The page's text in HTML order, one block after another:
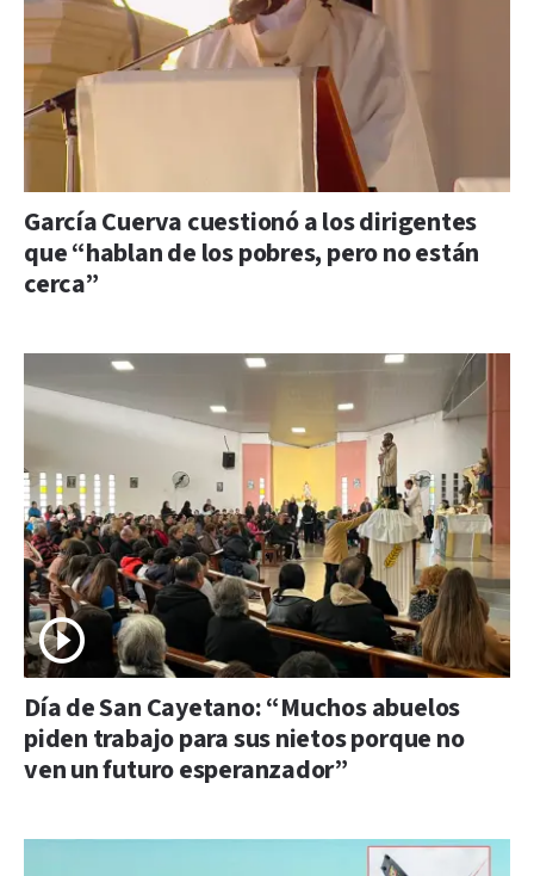
García Cuerva cuestionó a los dirigentes
que “hablan de los pobres, pero no están
cerca”
Día de San Cayetano: “Muchos abuelos
piden trabajo para sus nietos porque no
ven un futuro esperanzador”